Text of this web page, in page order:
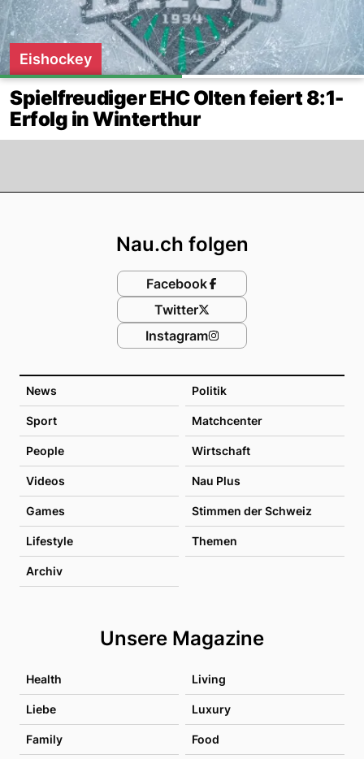
Eishockey
Spielfreudiger EHC Olten feiert 8:1-
Erfolg in Winterthur
News Politik
Sport Matchcenter
People Wirtschaft
Videos Nau Plus
Games Stimmen der Schweiz
Lifestyle Themen
Archiv
Unsere Magazine
Health Living
Liebe Luxury
Family Food
Nau.ch folgen
Facebook
Twitter
Instagram